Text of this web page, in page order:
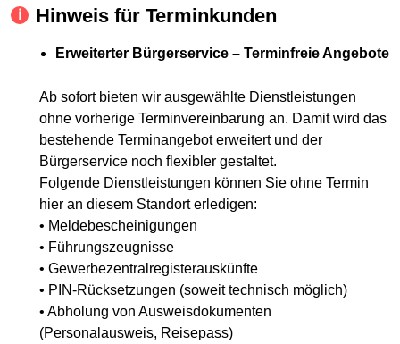
Hinweis für Terminkunden
Erweiterter Bürgerservice – Terminfreie Angebote
Ab sofort bieten wir ausgewählte Dienstleistungen
ohne vorherige Terminvereinbarung an. Damit wird das
bestehende Terminangebot erweitert und der
Bürgerservice noch flexibler gestaltet.
Folgende Dienstleistungen können Sie ohne Termin
hier an diesem Standort erledigen:
• Meldebescheinigungen
• Führungszeugnisse
• Gewerbezentralregisterauskünfte
• PIN-Rücksetzungen (soweit technisch möglich)
• Abholung von Ausweisdokumenten
(Personalausweis, Reisepass)